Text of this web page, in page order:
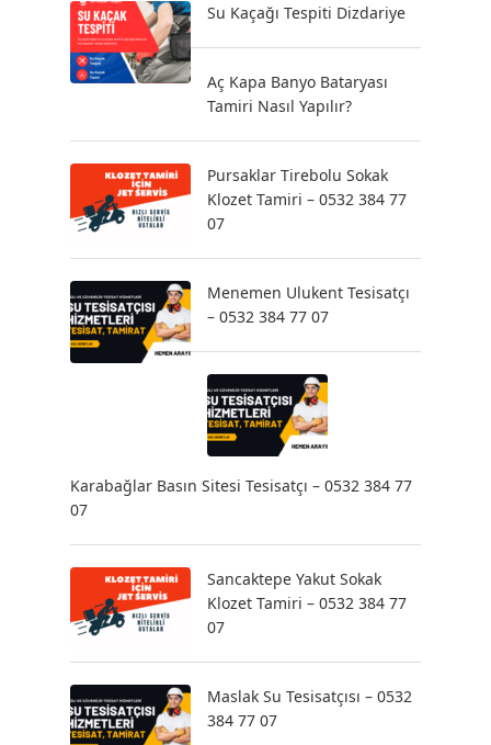
Su Kaçağı Tespiti Dizdariye
Aç Kapa Banyo Bataryası
Tamiri Nasıl Yapılır?
Pursaklar Tirebolu Sokak
Klozet Tamiri – 0532 384 77
07
Menemen Ulukent Tesisatçı
– 0532 384 77 07
Karabağlar Basın Sitesi Tesisatçı – 0532 384 77
07
Sancaktepe Yakut Sokak
Klozet Tamiri – 0532 384 77
07
Maslak Su Tesisatçısı – 0532
384 77 07